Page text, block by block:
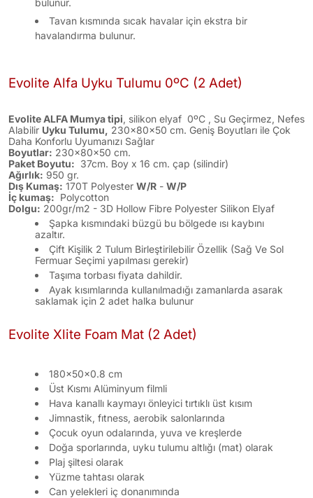
bulunur.
Tavan kısmında sıcak havalar için ekstra bir
havalandırma bulunur.
Evolite Alfa Uyku Tulumu 0ºC (2 Adet)
Evolite ALFA Mumya tipi, silikon elyaf 0ºC , Su Geçirmez, Nefes
Alabilir Uyku Tulumu, 230x80x50 cm. Geniş Boyutları ile Çok
Daha Konforlu Uyumanızı Sağlar
Boyutlar: 230x80x50 cm.
Paket Boyutu: 37cm. Boy x 16 cm. çap (silindir)
Ağırlık: 950 gr.
Dış Kumaş: 170T Polyester W/R - W/P
İç kumaş: Polycotton
Dolgu: 200gr/m2 - 3D Hollow Fibre Polyester Silikon Elyaf
Şapka kısmındaki büzgü bu bölgede ısı kaybını
azaltır.
Çift Kişilik 2 Tulum Birleştirilebilir Özellik (Sağ Ve Sol
Fermuar Seçimi yapılması gerekir)
Taşıma torbası fiyata dahildir.
Ayak kısımlarında kullanılmadığı zamanlarda asarak
saklamak için 2 adet halka bulunur
Evolite Xlite Foam Mat (2 Adet)
180x50x0.8 cm
Üst Kısmı Alüminyum filmli
Hava kanallı kaymayı önleyici tırtıklı üst kısım
Jimnastik, fıtness, aerobik salonlarında
Çocuk oyun odalarında, yuva ve kreşlerde
Doğa sporlarında, uyku tulumu altlığı (mat) olarak
Plaj şiltesi olarak
Yüzme tahtası olarak
Can yelekleri iç donanımında